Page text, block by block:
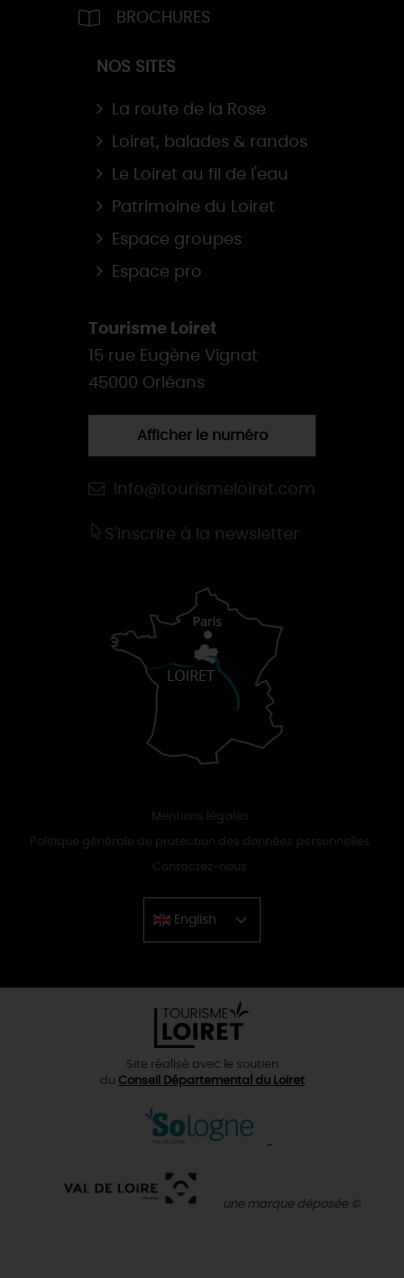
BROCHURES
NOS SITES
La route de la Rose
Loiret, balades & randos
Le Loiret au fil de l'eau
Patrimoine du Loiret
Espace groupes
Espace pro
Tourisme Loiret
15 rue Eugène Vignat
45000 Orléans
Afficher le numéro
info@tourismeloiret.com
S'inscrire à la newsletter
Mentions légales
Politique générale de protection des données personnelles
Contactez-nous
English
Chinese
Site réalisé avec le soutien
du Conseil Départemental du Loiret
une marque déposée ©